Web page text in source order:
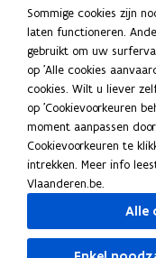
k
e
d
i
n
o
p
e
i
i
e
e
r
l
i
n
k
a
Contact
Team
contactformulier
tel.: 02 553 43
Voorvragen over
Dienst
en Inburgering.
Sommige cookies zijn
laten functioneren.
gebruikt om uw
op 'Alle cookies
cookies. Wilt u liever
op 'Cookievoorkeuren
moment aanpassen
Cookievoorkeuren te
intrekken. Meer info
Vlaanderen.be.
Alle